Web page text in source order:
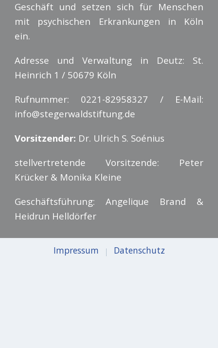
Geschäft und setzen sich für Menschen
mit psychischen Erkrankungen in Köln
ein.
Adresse und Verwaltung in Deutz: St.
Heinrich 1 / 50679 Köln
Rufnummer: 0221-82958327 / E-Mail:
info@stegerwaldstiftung.de
Vorsitzender: Dr. Ulrich S. Soénius
stellvertretende Vorsitzende: Peter
Krücker & Monika Kleine
Geschäftsführung: Angelique Brand &
Heidrun Helldörfer
Impressum Datenschutz